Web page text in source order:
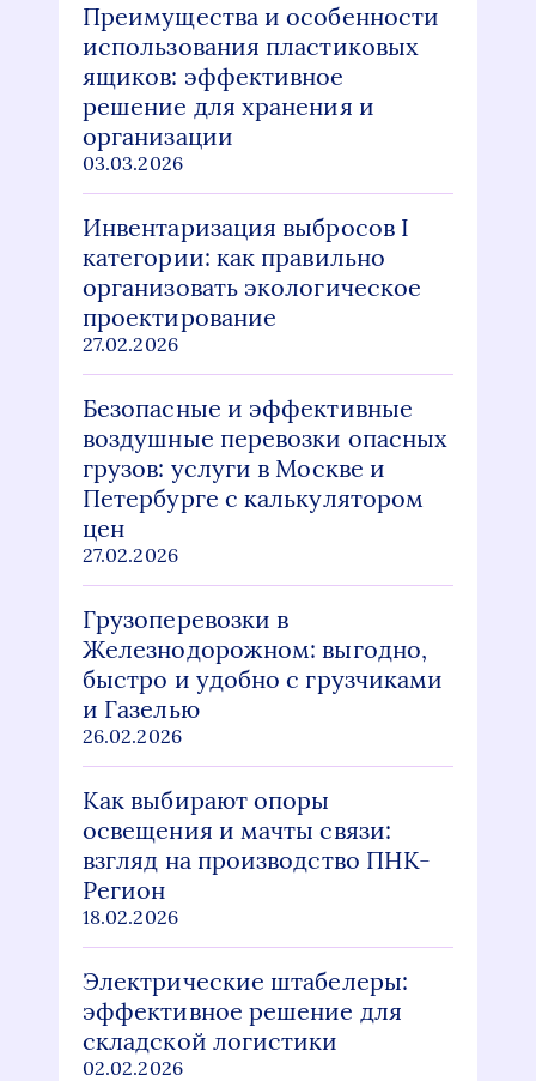
Преимущества и особенности
использования пластиковых
ящиков: эффективное
решение для хранения и
организации
03.03.2026
Инвентаризация выбросов I
категории: как правильно
организовать экологическое
проектирование
27.02.2026
Безопасные и эффективные
воздушные перевозки опасных
грузов: услуги в Москве и
Петербурге с калькулятором
цен
27.02.2026
Грузоперевозки в
Железнодорожном: выгодно,
быстро и удобно с грузчиками
и Газелью
26.02.2026
Как выбирают опоры
освещения и мачты связи:
взгляд на производство ПНК-
Регион
18.02.2026
Электрические штабелеры:
эффективное решение для
складской логистики
02.02.2026